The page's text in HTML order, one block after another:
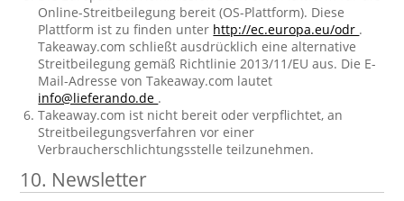
Online-Streitbeilegung bereit (OS-Plattform). Diese
Plattform ist zu finden unter http://ec.europa.eu/odr .
Takeaway.com schließt ausdrücklich eine alternative
Streitbeilegung gemäß Richtlinie 2013/11/EU aus. Die E-
Mail-Adresse von Takeaway.com lautet
info@lieferando.de .
Takeaway.com ist nicht bereit oder verpflichtet, an
Streitbeilegungsverfahren vor einer
Verbraucherschlichtungsstelle teilzunehmen.
10. Newsletter